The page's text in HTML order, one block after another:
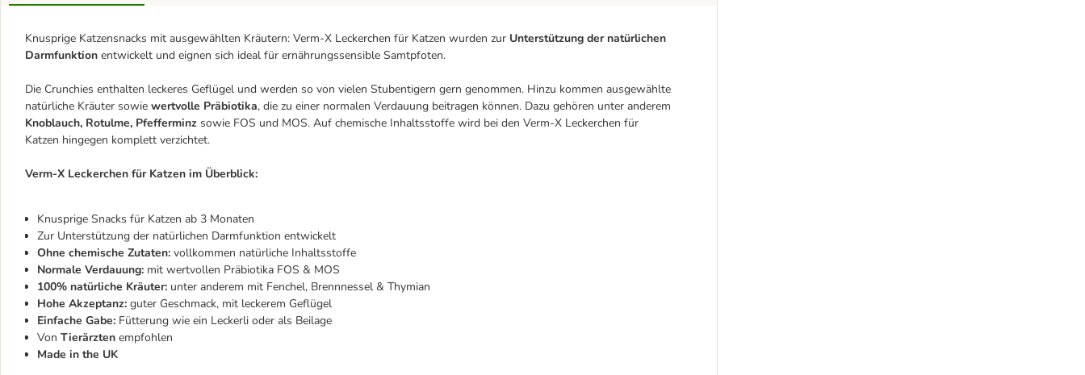
Knusprige Katzensnacks mit ausgewählten Kräutern: Verm-X Leckerchen für Katzen wurden zur Unterstützung der natürlichen
Darmfunktion entwickelt und eignen sich ideal für ernährungssensible Samtpfoten.
Die Crunchies enthalten leckeres Geflügel und werden so von vielen Stubentigern gern genommen. Hinzu kommen ausgewählte
natürliche Kräuter sowie wertvolle Präbiotika, die zu einer normalen Verdauung beitragen können. Dazu gehören unter anderem
Knoblauch, Rotulme, Pfefferminz sowie FOS und MOS. Auf chemische Inhaltsstoffe wird bei den Verm-X Leckerchen für
Katzen hingegen komplett verzichtet.
Verm-X Leckerchen für Katzen im Überblick:
Knusprige Snacks für Katzen ab 3 Monaten
Zur Unterstützung der natürlichen Darmfunktion entwickelt
Ohne chemische Zutaten: vollkommen natürliche Inhaltsstoffe
Normale Verdauung: mit wertvollen Präbiotika FOS & MOS
100% natürliche Kräuter: unter anderem mit Fenchel, Brennnessel & Thymian
Hohe Akzeptanz: guter Geschmack, mit leckerem Geflügel
Einfache Gabe: Fütterung wie ein Leckerli oder als Beilage
Von Tierärzten empfohlen
Made in the UK